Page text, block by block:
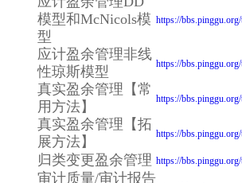
模型和McNicols模
型
https://
应计盈余管理非线
性琼斯模型
https://
真实盈余管理【常
用方法】
https://
真实盈余管理【拓
展方法】
https://
归类变更盈余管理 https://
审计质量/审计报告